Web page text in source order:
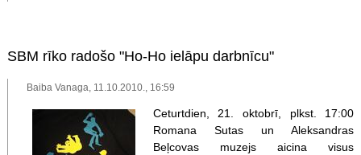
SBM rīko radošo "Ho-Ho ielāpu darbnīcu"
Baiba Vanaga, 11.10.2010., 16:59
Ceturtdien, 21. oktobrī, plkst. 17:00
Romana Sutas un Aleksandras
Beļcovas muzejs aicina visus